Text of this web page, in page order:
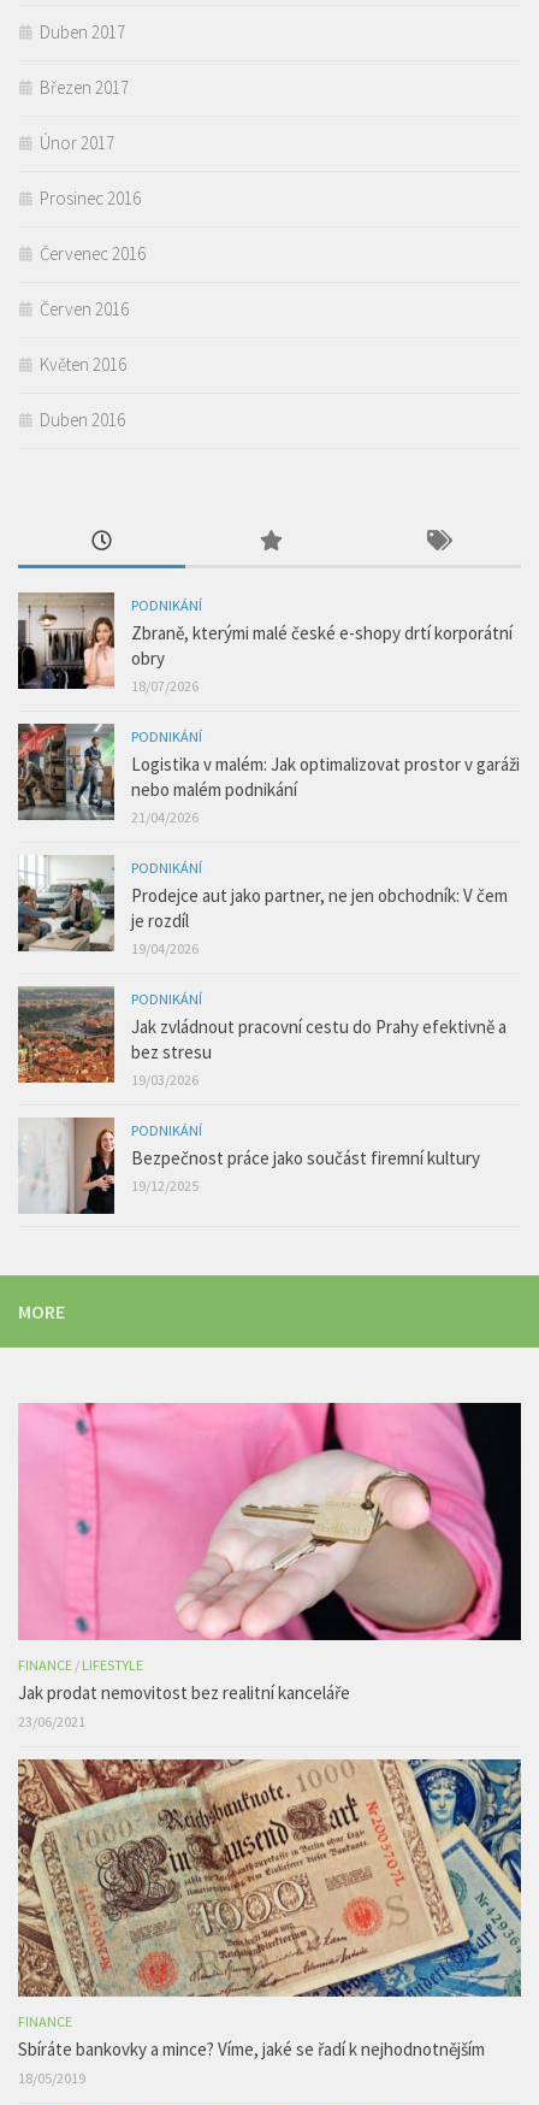
Duben 2017
Březen 2017
Únor 2017
Prosinec 2016
Červenec 2016
Červen 2016
Květen 2016
Duben 2016
PODNIKÁNÍ
Zbraně, kterými malé české e-shopy drtí korporátní
obry
18/07/2026
PODNIKÁNÍ
Logistika v malém: Jak optimalizovat prostor v garáži
nebo malém podnikání
21/04/2026
PODNIKÁNÍ
Prodejce aut jako partner, ne jen obchodník: V čem
je rozdíl
19/04/2026
PODNIKÁNÍ
Jak zvládnout pracovní cestu do Prahy efektivně a
bez stresu
19/03/2026
PODNIKÁNÍ
Bezpečnost práce jako součást firemní kultury
19/12/2025
MORE
FINANCE / LIFESTYLE
Jak prodat nemovitost bez realitní kanceláře
23/06/2021
FINANCE
Sbíráte bankovky a mince? Víme, jaké se řadí k nejhodnotnějším
18/05/2019